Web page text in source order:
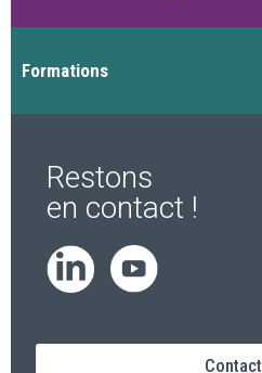
Formations
Restons
en contact !
Contact